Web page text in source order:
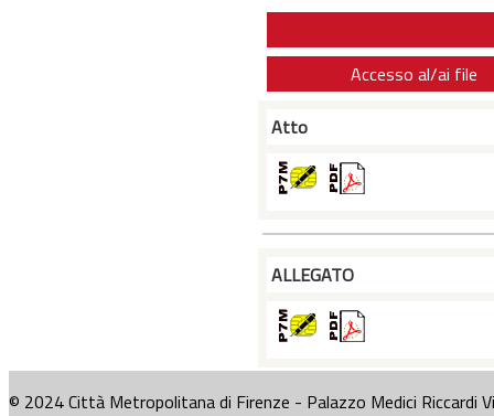
Accesso al/ai file
Atto
ALLEGATO
© 2024 Città Metropolitana di Firenze - Palazzo Medici Riccardi